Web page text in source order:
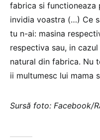
fabrica si functioneaza
invidia voastra (…) Ce
tu n-ai: masina
respectiva sau, in
natural din fabrica. Nu
ii multumesc lui mama
Sursă foto: Facebook/